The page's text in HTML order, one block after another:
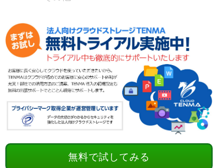
無料で試してみる